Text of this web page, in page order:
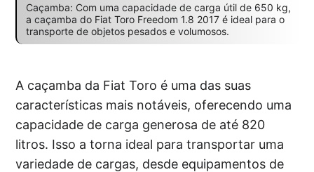
Caçamba: Com uma capacidade de carga útil de 650 kg,
a caçamba do Fiat Toro Freedom 1.8 2017 é ideal para o
transporte de objetos pesados e volumosos.
A caçamba da Fiat Toro é uma das suas
características mais notáveis, oferecendo uma
capacidade de carga generosa de até 820
litros. Isso a torna ideal para transportar uma
variedade de cargas, desde equipamentos de